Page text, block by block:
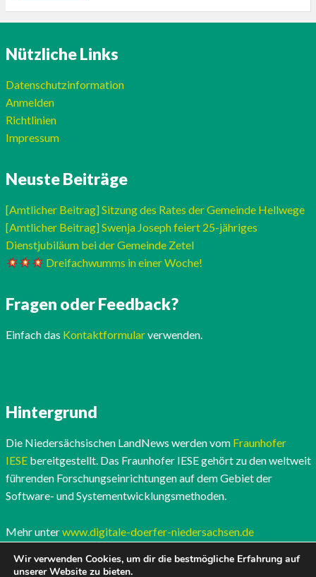
Nützliche Links
Datenschutzinformation
Anmelden
Richtlinien
Impressum
Neuste Beiträge
[Amtlicher Beitrag] Sitzung des Rates der Gemeinde Hellwege
[Amtlicher Beitrag] Swenja Joseph feiert 25-jähriges
Dienstjubiläum bei der Gemeinde Zetel
Dreifachwumms in einer Woche!
Fragen oder Feedback?
Einfach das Kontaktformularverwenden.
Hintergrund
Die Niedersächsischen LandNews werden vom Fraunhofer
IESEbereitgestellt. Das Fraunhofer IESE gehört zu den weltweit
führenden Forschungseinrichtungen auf dem Gebiet der
Software- und Systementwicklungsmethoden.
Mehr unterwww.digitale-doerfer-niedersachsen.de
Wir verwenden Cookies, um dir die bestmögliche Erfahrung auf
unserer Website zu bieten.